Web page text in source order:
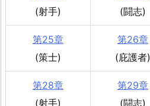
(射手)
(闘志)
第25章
(策士)
第26章
(庇護者)
第28章
(射手)
第29章
(闘志)